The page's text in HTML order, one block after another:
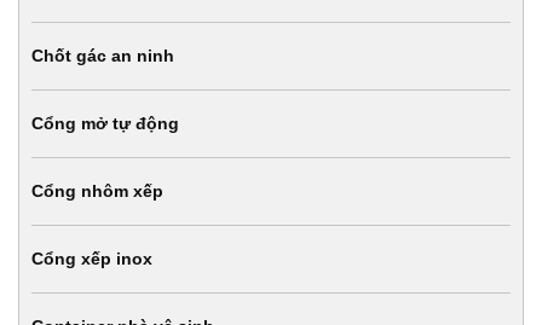
Chốt gác an ninh
Cổng mở tự động
Cổng nhôm xếp
Cổng xếp inox